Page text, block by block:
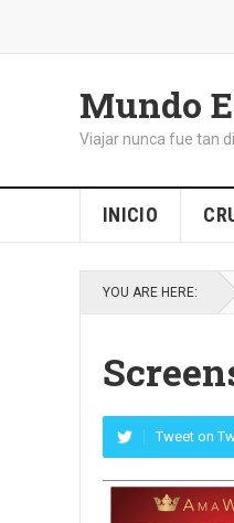
Mundo
Viajar nunca fue tan
INICIO
YOU ARE HERE:
Tweet on